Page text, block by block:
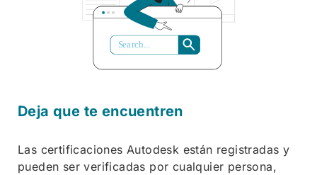
Search...
Deja que te encuentren
Las certificaciones Autodesk están registradas y
pueden ser verificadas por cualquier persona,